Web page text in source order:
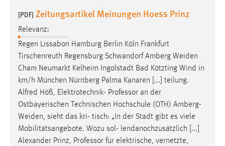
[PDF] Zeitungsartikel Meinungen Hoess Prinz
Relevanz:
Regen Lissabon Hamburg Berlin Köln Frankfurt
Tirschenreuth Regensburg Schwandorf Amberg Weiden
Cham Neumarkt Kelheim Ingolstadt Bad Kötzting Wind in
km/h München Nürnberg Palma Kanaren [...] teilung.
Alfred Höß, Elektrotechnik- Professor an der
Ostbayerischen Technischen Hochschule (OTH) Amberg-
Weiden, sieht das kri- tisch: „In der Stadt gibt es viele
Mobilitätsangebote. Wozu sol- lendanochzusätzlich [...]
Alexander Prinz, Professor für elektrische, vernetzte,